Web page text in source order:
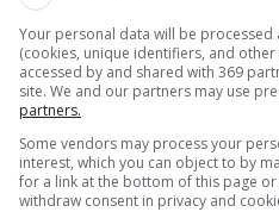
në vitin 1917 kur ishte 18
nga Filati për shkak të
gjithë familja u largua dhe
në Shtetet e
Your personal data will be
(cookies, unique identifiers, and
accessed by and shared with 369
site. We and our partners may use
partners.
Some vendors may process your
interest, which you can object to by
for a link at the bottom of this page
withdraw consent in privacy and